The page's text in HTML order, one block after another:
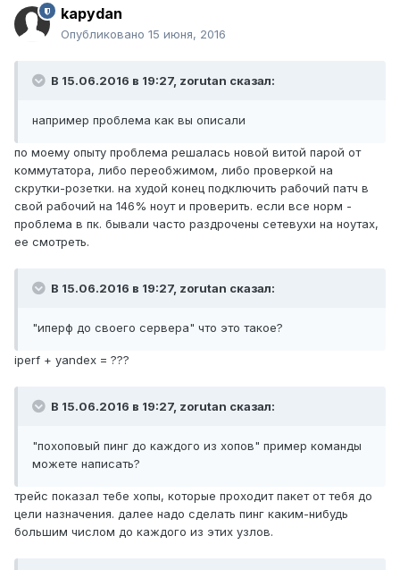
kapydan
Опубликовано 15 июня, 2016
В 15.06.2016 в 19:27, zorutan сказал:
например проблема как вы описали
по моему опыту проблема решалась новой витой парой от
коммутатора, либо переобжимом, либо проверкой на
скрутки-розетки. на худой конец подключить рабочий патч в
свой рабочий на 146% ноут и проверить. если все норм -
проблема в пк. бывали часто раздрочены сетевухи на ноутах,
ее смотреть.
В 15.06.2016 в 19:27, zorutan сказал:
"иперф до своего сервера" что это такое?
iperf + yandex = ???
В 15.06.2016 в 19:27, zorutan сказал:
"похоповый пинг до каждого из хопов" пример команды
можете написать?
трейс показал тебе хопы, которые проходит пакет от тебя до
цели назначения. далее надо сделать пинг каким-нибудь
большим числом до каждого из этих узлов.